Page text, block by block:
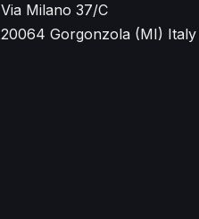
Via Milano 37/C
20064 Gorgonzola (MI) Italy